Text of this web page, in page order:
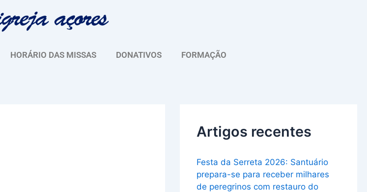
HORÁRIO DAS MISSAS DONATIVOS FORMAÇÃO
Artigos recentes
Festa da Serreta 2026: Santuário
prepara-se para receber milhares
de peregrinos com restauro do
u